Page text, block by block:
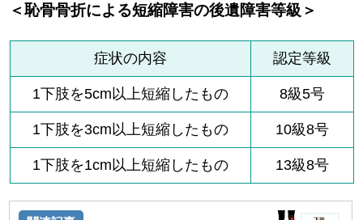
＜恥骨骨折による短縮障害の後遺障害等級＞
症状の内容 認定等級
1下肢を5cm以上短縮したもの 8級5号
1下肢を3cm以上短縮したもの 10級8号
1下肢を1cm以上短縮したもの 13級8号